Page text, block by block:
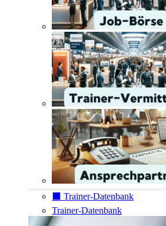
⬛️ Trainer-Datenbank
Trainer-Datenbank